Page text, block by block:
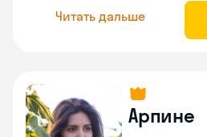
Читать дальше
Арпине